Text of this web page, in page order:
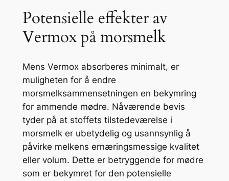
Potensielle effekter av
Vermox på morsmelk
Mens Vermox absorberes minimalt, er
muligheten for å endre
morsmelksammensetningen en bekymring
for ammende mødre. Nåværende bevis
tyder på at stoffets tilstedeværelse i
morsmelk er ubetydelig og usannsynlig å
påvirke melkens ernæringsmessige kvalitet
eller volum. Dette er betryggende for mødre
som er bekymret for den potensielle